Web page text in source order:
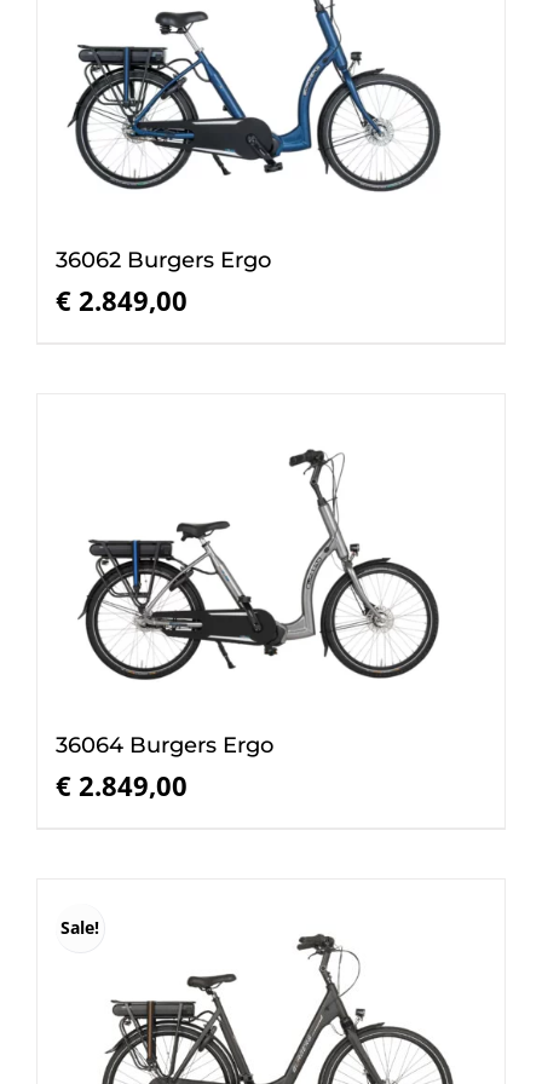
36062 Burgers Ergo
€ 2.849,00
36064 Burgers Ergo
€ 2.849,00
Sale!